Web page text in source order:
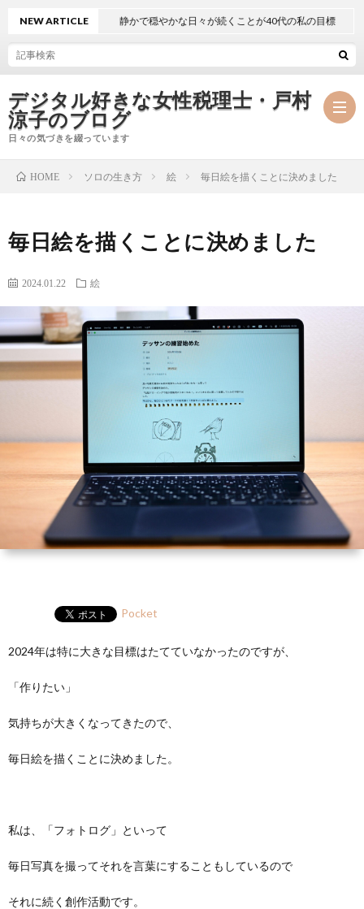
デジタル好きな女性税理士・戸村
涼子のブログ
日々の気づきを綴っています
講
NEW ARTICLE静かで穏やかな日々が続くことが40代の私の目標
HOME ソロの生き方 絵 毎日絵を描くことに決めました
毎日絵を描くことに決めました
2024.01.22 絵
Pocket
2024年は特に大きな目標はたてていなかったのですが、
「作りたい」
気持ちが大きくなってきたので、
毎日絵を描くことに決めました。
私は、「フォトログ」といって
毎日写真を撮ってそれを言葉にすることもしているので
それに続く創作活動です。